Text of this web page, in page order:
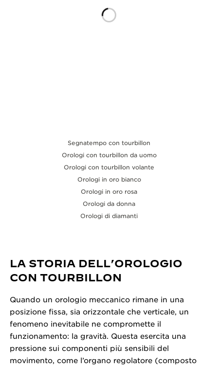
Segnatempo con tourbillon
Orologi con tourbillon da uomo
Orologi con tourbillon volante
Orologi in oro bianco
Orologi in oro rosa
Orologi da donna
Orologi di diamanti
LA STORIA DELL’OROLOGIO
CON TOURBILLON
Quando un orologio meccanico rimane in una
posizione fissa, sia orizzontale che verticale, un
fenomeno inevitabile ne compromette il
funzionamento: la gravità. Questa esercita una
pressione sui componenti più sensibili del
movimento, come l’organo regolatore (composto